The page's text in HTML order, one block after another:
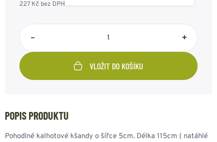
227 Kč bez DPH
– +
VLOŽIT DO KOŠÍKU
POPIS PRODUKTU
Pohodlné kalhotové kšandy o šířce 5cm. Délka 115cm ( natáhlé